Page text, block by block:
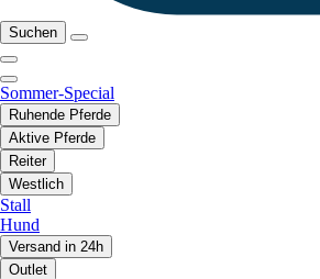
Suchen
Sommer-Special
Ruhende Pferde
Aktive Pferde
Reiter
Westlich
Stall
Hund
Versand in 24h
Outlet